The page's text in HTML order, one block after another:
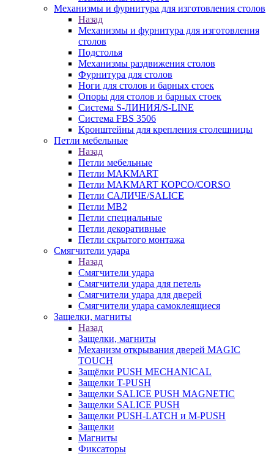
Механизмы и фурнитура для изготовления столов
Назад
Механизмы и фурнитура для изготовления
столов
Подстолья
Механизмы раздвижения столов
Фурнитура для столов
Ноги для столов и барных стоек
Опоры для столов и барных стоек
Система S-ЛИНИЯ/S-LINE
Система FBS 3506
Кронштейны для крепления столешницы
Петли мебельные
Назад
Петли мебельные
Петли MAKMART
Петли MAKMART КОРСО/CORSO
Петли САЛИЧЕ/SALICE
Петли MB2
Петли специальные
Петли декоративные
Петли скрытого монтажа
Смягчители удара
Назад
Смягчители удара
Смягчители удара для петель
Смягчители удара для дверей
Cмягчители удара самоклеящиеся
Защелки, магниты
Назад
Защелки, магниты
Механизм открывания дверей MAGIC
TOUCH
Защёлки PUSH MECHANICAL
Защелки T-PUSH
Защелки SALICE PUSH MAGNETIC
Защелки SALICE PUSH
Защелки PUSH-LATCH и M-PUSH
Защелки
Магниты
Фиксаторы